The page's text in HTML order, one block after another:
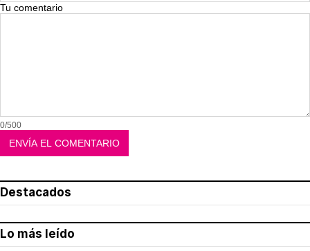
Tu comentario
0/500
Destacados
Lo más leído